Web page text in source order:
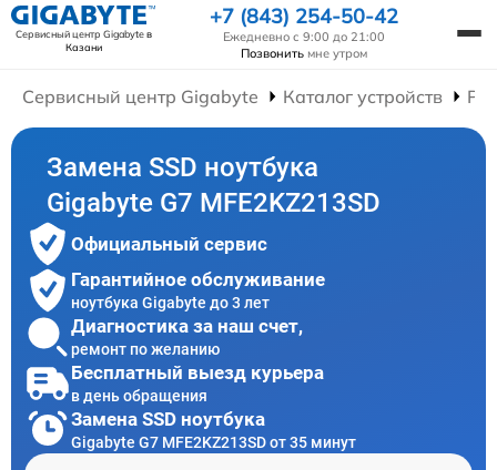
Сервисный центр Gigabyteв
Казани
+7 (843) 254-50-42
Ежедневно с 9:00 до 21:00
Позвонить мне утром
Сервисный центр Gigabyte Каталог устройств
Замена SSD ноутбука
Gigabyte G7 MFE2KZ213SD
Официальный сервис
Гарантийное обслуживание
ноутбука Gigabyte до 3 лет
Диагностика за наш счет,
ремонт по желанию
Бесплатный выезд курьера
в день обращения
Замена SSD ноутбука
Gigabyte G7 MFE2KZ213SD от 35 минут